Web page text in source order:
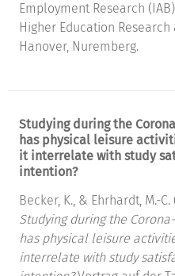
Employment Research
Higher Education Research
Hanover, Nuremberg.
Studying during the
has physical leisure
it interrelate with study
intention?
Becker, K., & Ehrhardt, M.-
Studying during the
has physical leisure
interrelate with study